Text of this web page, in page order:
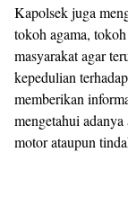
Kapolsek juga
tokoh agama,
masyarakat agar
kepedulian
memberikan
mengetahui
motor ataupun